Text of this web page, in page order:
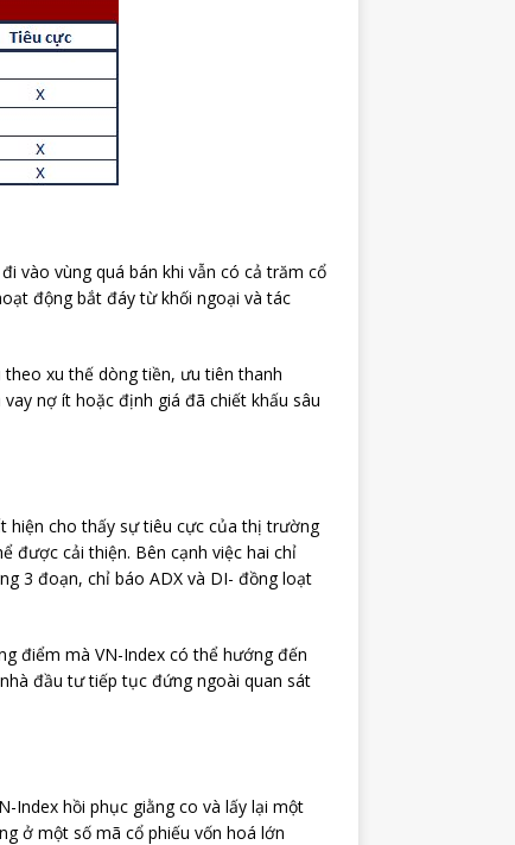
vào vùng quá bán khi vẫn có cả trăm cổ
động bắt đáy từ khối ngoại và tác
xu thế dòng tiền, ưu tiên thanh
nợ ít hoặc định giá đã chiết khấu sâu
hiện cho thấy sự tiêu cực của thị trường
được cải thiện. Bên cạnh việc hai chỉ
3 đoạn, chỉ báo ADX và DI- đồng loạt
điểm mà VN-Index có thể hướng đến
đầu tư tiếp tục đứng ngoài quan sát
Index hồi phục giằng co và lấy lại một
ở một số mã cổ phiếu vốn hoá lớn